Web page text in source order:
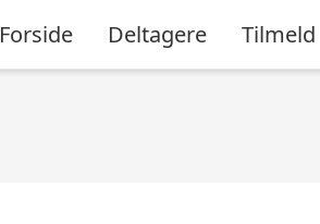
Forside Deltagere Tilmeld